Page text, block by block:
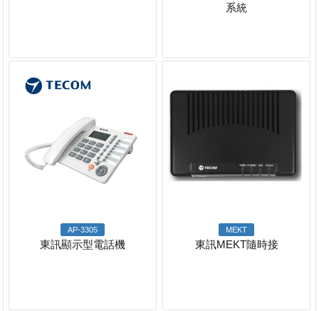
系統
AP-3305
東訊顯示型電話機
MEKT
東訊MEKT隨時接